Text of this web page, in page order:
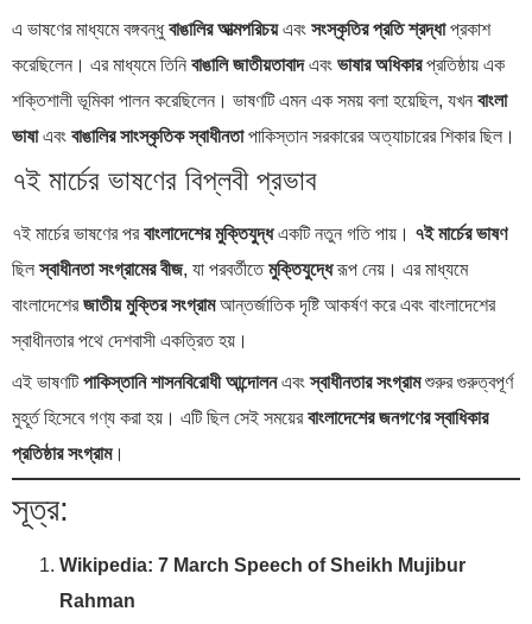
এ ভাষণের মাধ্যমে বঙ্গবন্ধুবাঙালির আত্মপরিচয়এবং সংস্কৃতির প্রতি শ্রদ্ধাপ্রকাশ
করেছিলেন। এর মাধ্যমে তিনি বাঙালি জাতীয়তাবাদএবং ভাষার অধিকারপ্রতিষ্ঠায় এক
শক্তিশালী ভূমিকা পালন করেছিলেন। ভাষণটি এমন এক সময় বলা হয়েছিল, যখন বাংলা
ভাষাএবং বাঙালির সাংস্কৃতিক স্বাধীনতাপাকিস্তান সরকারের অত্যাচারের শিকার ছিল।
৭ই মার্চের ভাষণের বিপ্লবী প্রভাব
৭ই মার্চের ভাষণের পরবাংলাদেশের মুক্তিযুদ্ধএকটি নতুন গতি পায়। ৭ই মার্চের ভাষণ
ছিলস্বাধীনতা সংগ্রামের বীজ, যা পরবর্তীতেমুক্তিযুদ্ধেরূপ নেয়। এর মাধ্যমে
বাংলাদেশেরজাতীয় মুক্তির সংগ্রামআন্তর্জাতিক দৃষ্টি আকর্ষণ করে এবং বাংলাদেশের
স্বাধীনতার পথে দেশবাসী একত্রিত হয়।
এই ভাষণটিপাকিস্তানি শাসনবিরোধী আন্দোলনএবংস্বাধীনতার সংগ্রামশুরুর গুরুত্বপূর্ণ
মুহূর্ত হিসেবে গণ্য করা হয়। এটি ছিল সেই সময়েরবাংলাদেশের জনগণের স্বাধিকার
প্রতিষ্ঠার সংগ্রাম।
সূত্র:
Wikipedia: 7 March Speech of Sheikh Mujibur
Rahman